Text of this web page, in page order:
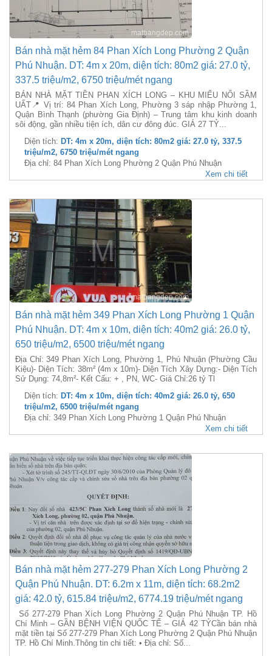
Bán nhà mặt hẻm 84 Phan Xích Long Phường 2 Quận
Phú Nhuận. DT: 4m x 20m, diện tích: 80m2 giá: 27.0 tỷ,
337.5 triệu/m2, 6750 triệu/mét ngang
BÁN NHÀ MẶT TIỀN PHAN XÍCH LONG – KHU MIẾU NỔI SẦM
UẤT📍 Vị trí: 84 Phan Xích Long, Phường 3 sáp nhập Phường 1,
Quận Bình Thạnh (phường Gia Định) – Trung tâm khu kinh doanh
sôi động, gần nhiều tiện ích, dân cư đông đúc. GIÁ 27 TỶ...
Diện tích: DT: 4m x 20m, diện tích: 80m2 giá: 27.0 tỷ, 337.5
triệu/m2, 6750 triệu/mét ngang
Địa chỉ: 84 Phan Xích Long Phường 2 Quận Phú Nhuận
Xem chi tiết
Bán nhà mặt hẻm 349 Phan Xích Long Phường 1 Quận
Phú Nhuận. DT: 4m x 10m, diện tích: 40m2 giá: 26.0 tỷ,
650 triệu/m2, 6500 triệu/mét ngang
Địa Chỉ: 349 Phan Xích Long, Phường 1, Phú Nhuận (Phường Cầu
Kiệu)- Diện Tích: 38m² (4m x 10m)- Diện Tích Xây Dựng:- Diện Tích
Sử Dụng: 74,8m²- Kết Cấu: + , PN, WC- Giá Chỉ:26 tỷ Tl
Diện tích: DT: 4m x 10m, diện tích: 40m2 giá: 26.0 tỷ, 650
triệu/m2, 6500 triệu/mét ngang
Địa chỉ: 349 Phan Xích Long Phường 1 Quận Phú Nhuận
Xem chi tiết
Bán nhà mặt hẻm 277-279 Phan Xích Long Phường 2
Quận Phú Nhuận. DT: 6.2m x 11m, diện tích: 68.2m2
giá: 42.0 tỷ, 615.84 triệu/m2, 6774.19 triệu/mét ngang
Số 277-279 Phan Xích Long Phường 2 Quận Phú Nhuận TP. Hồ
Chí Minh – GẦN BỆNH VIỆN QUỐC TẾ – GIÁ 42 TỶCần bán nhà
mặt tiền tại Số 277-279 Phan Xích Long Phường 2 Quận Phú Nhuận
TP. Hồ Chí Minh.Thông tin chi tiết: • Địa chỉ: Số...